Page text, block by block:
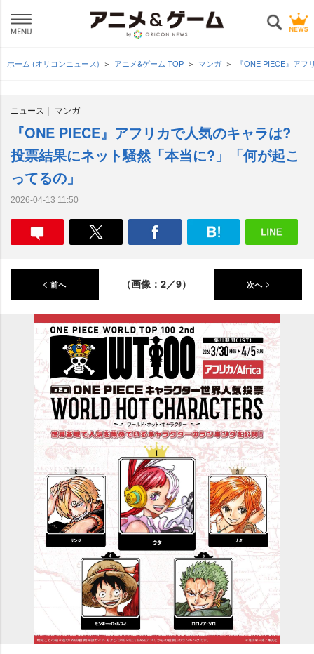
ホーム (オリコンニュース) アニメ&ゲーム TOP マンガ 『ONE PIECE』ア
ニュース マンガ
『ONE PIECE』アフリカで人気のキャラは?
投票結果にネット騒然「本当に?」「何が起こ
ってるの」
2026-04-13 11:50
前へ （画像：2／9） 次へ